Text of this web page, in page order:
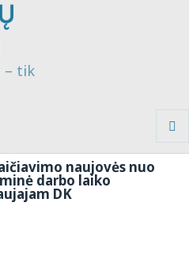
– tik
naujovės nuo
darbo laiko
DK